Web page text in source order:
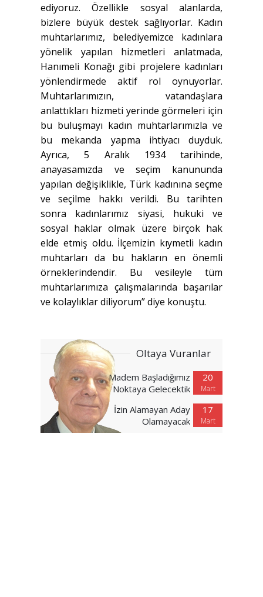
ediyoruz. Özellikle sosyal alanlarda,
bizlere büyük destek sağlıyorlar. Kadın
muhtarlarımız, belediyemizce kadınlara
yönelik yapılan hizmetleri anlatmada,
Hanımeli Konağı gibi projelere kadınları
yönlendirmede aktif rol oynuyorlar.
Muhtarlarımızın, vatandaşlara
anlattıkları hizmeti yerinde görmeleri için
bu buluşmayı kadın muhtarlarımızla ve
bu mekanda yapma ihtiyacı duyduk.
Ayrıca, 5 Aralık 1934 tarihinde,
anayasamızda ve seçim kanununda
yapılan değişiklikle, Türk kadınına seçme
ve seçilme hakkı verildi. Bu tarihten
sonra kadınlarımız siyasi, hukuki ve
sosyal haklar olmak üzere birçok hak
elde etmiş oldu. İlçemizin kıymetli kadın
muhtarları da bu hakların en önemli
örneklerindendir. Bu vesileyle tüm
muhtarlarımıza çalışmalarında başarılar
ve kolaylıklar diliyorum” diye konuştu.
Oltaya Vuranlar
20
Mart
Madem Başladığımız
Noktaya Gelecektik
17
Mart
İzin Alamayan Aday
Olamayacak